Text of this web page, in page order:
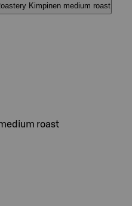
Kimpinen medium roast
roast